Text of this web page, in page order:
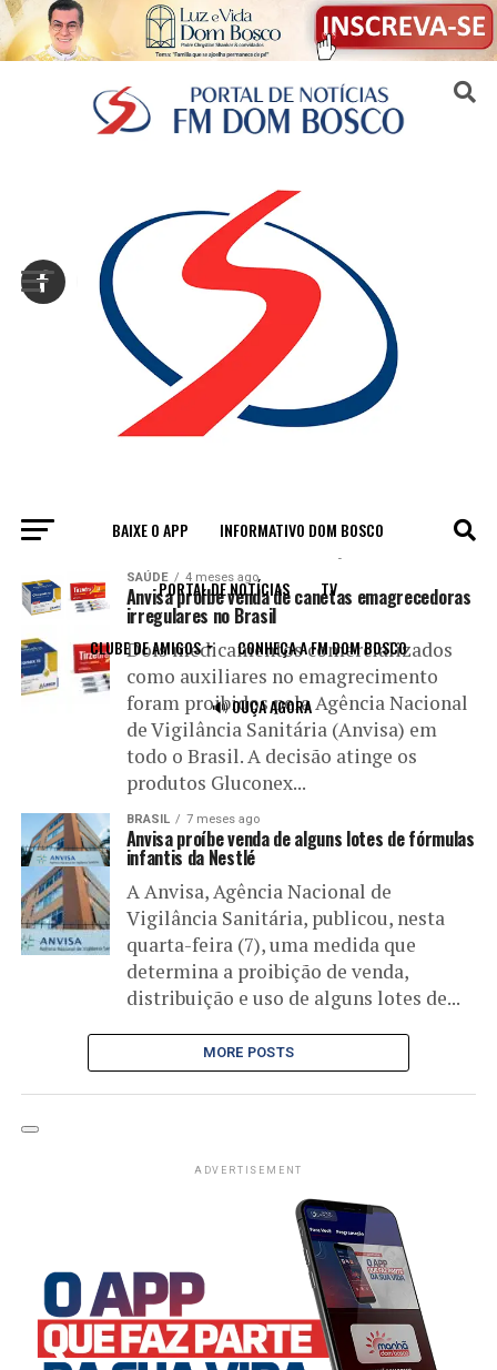
BAIXE O APP INFORMATIVO DOM BOSCO
PORTAL DE NOTÍCIAS TV
CLUBE DE AMIGOS CONHEÇA A FM DOM BOSCO
🔊 OUÇA AGORA
All posts tagged "proibição"
SAÚDE 4 meses ago
Anvisa proíbe venda de canetas emagrecedoras
irregulares no Brasil
Dois medicamentos comercializados
como auxiliares no emagrecimento
foram proibidos pela Agência Nacional
de Vigilância Sanitária (Anvisa) em
todo o Brasil. A decisão atinge os
produtos Gluconex...
BRASIL 7 meses ago
Anvisa proíbe venda de alguns lotes de fórmulas
infantis da Nestlé
A Anvisa, Agência Nacional de
Vigilância Sanitária, publicou, nesta
quarta-feira (7), uma medida que
determina a proibição de venda,
distribuição e uso de alguns lotes de...
MORE POSTS
ADVERTISEMENT
Sair da versão mobile